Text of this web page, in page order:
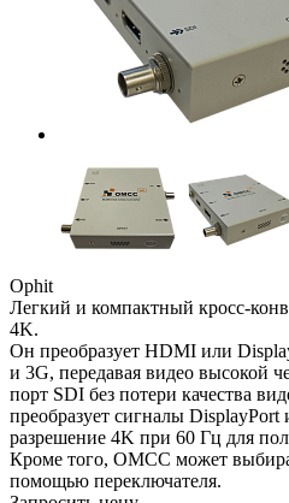
Ophit
Легкий и компактный кросс-
4K.
Он преобразует HDMI или
и 3G, передавая видео высокой
порт SDI без потери качества
преобразует сигналы
разрешение 4K при 60 Гц для
Кроме того, OMCC может
помощью переключателя.